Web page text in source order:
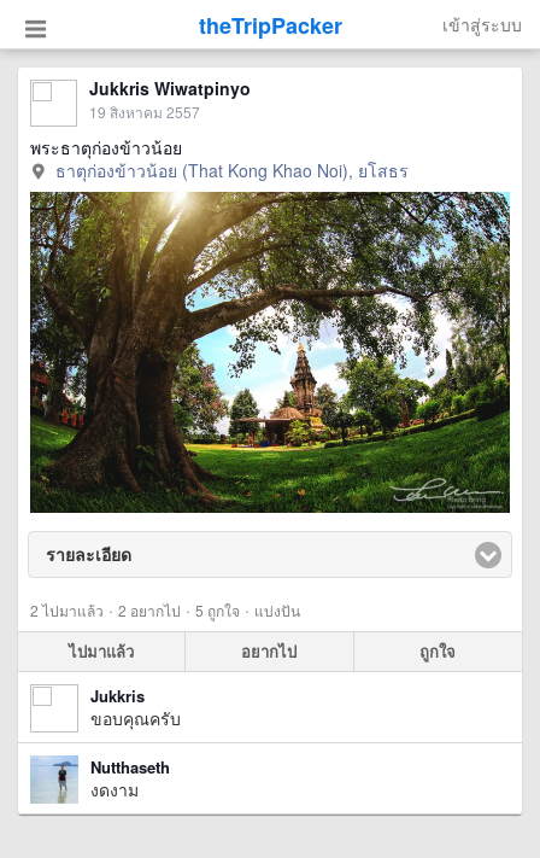
theTripPacker เข้าสู่ระบบ
Jukkris Wiwatpinyo
19 สิงหาคม 2557
พระธาตุก่องข้าวน้อย
ธาตุก่องข้าวน้อย (That Kong Khao Noi), ยโสธร
รายละเอียด
2ไปมาแล้ว · 2 อยากไป · 5 ถูกใจ · แบ่งปัน
ไปมาแล้ว อยากไป
ถูกใจ
Jukkris
ขอบคุณครับ
Nutthaseth
งดงาม